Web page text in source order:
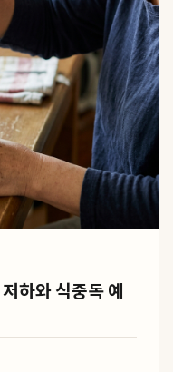
하와 식중독 예